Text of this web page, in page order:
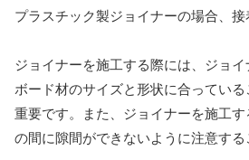
プラスチック製ジョイナーの場合、接
ジョイナーを施工する際には、ジョ
ボード材のサイズと形状に合ってい
重要です。また、ジョイナーを施工
の間に隙間ができないように注意する